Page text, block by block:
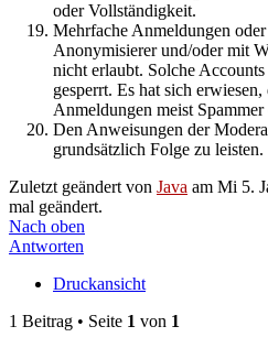
oder Vollständigkeit.
Mehrfache Anmeldungen
Anonymisierer und/oder mit
nicht erlaubt. Solche
gesperrt. Es hat sich erwiesen,
Anmeldungen meist
Den Anweisungen der
grundsätzlich Folge zu leisten.
Zuletzt geändert von Java am Mi 5.
mal geändert.
Nach oben
Antworten
Druckansicht
1 Beitrag • Seite 1 von 1